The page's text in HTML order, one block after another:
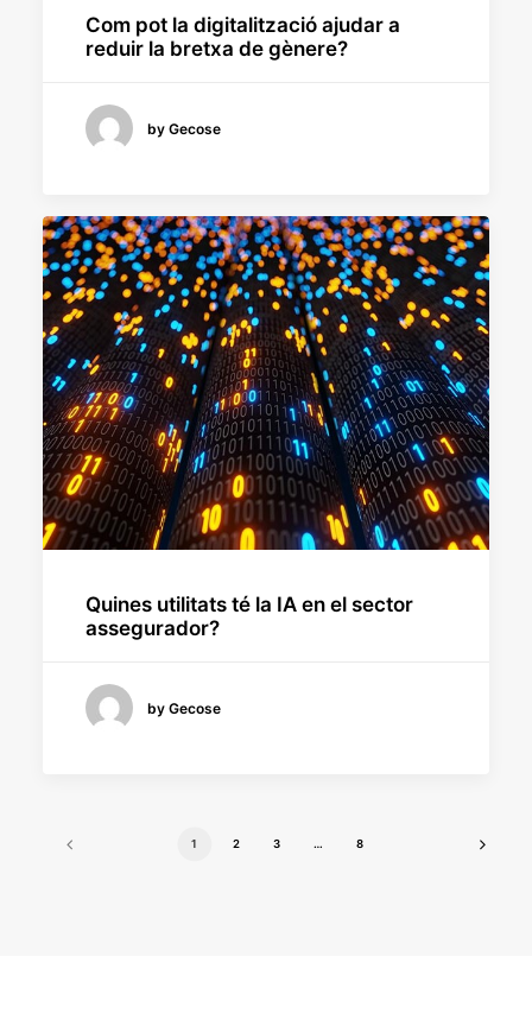
Com pot la digitalització ajudar a
reduir la bretxa de gènere?
by Gecose
Quines utilitats té la IA en el sector
assegurador?
by Gecose
1 2 3 … 8